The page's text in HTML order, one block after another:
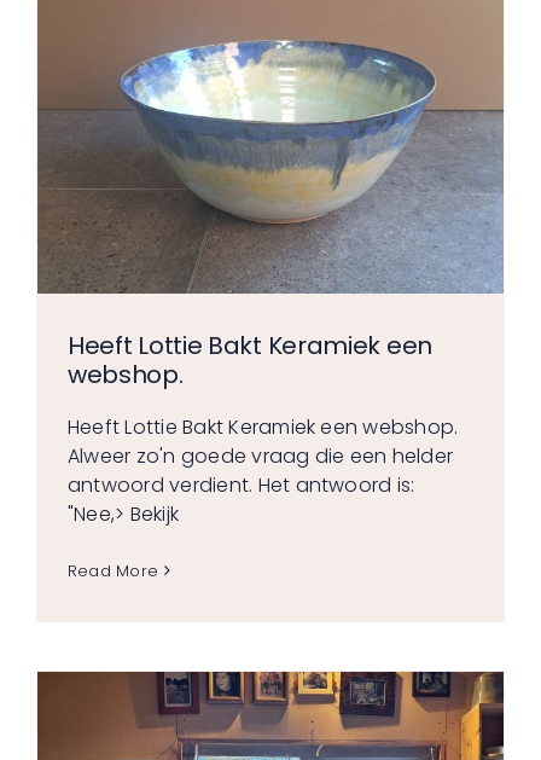
Heeft Lottie Bakt Keramiek een
webshop.
Heeft Lottie Bakt Keramiek een webshop.
Alweer zo'n goede vraag die een helder
antwoord verdient. Het antwoord is:
"Nee,> Bekijk
Read More